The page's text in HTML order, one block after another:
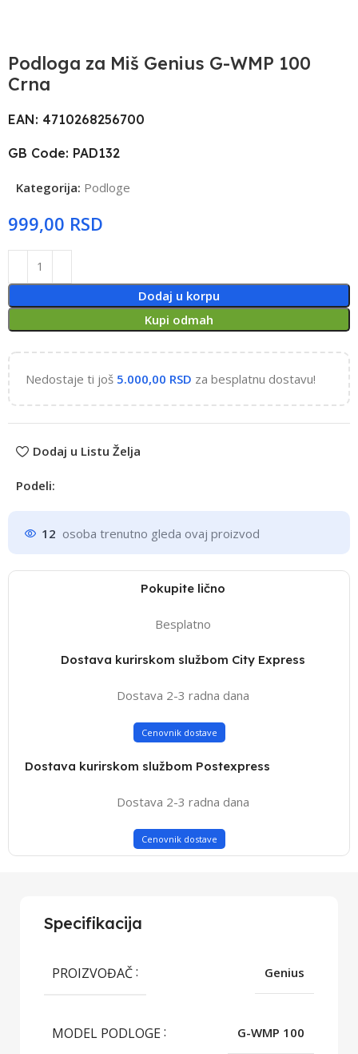
Podloga za Miš Genius G-WMP 100
Crna
EAN: 4710268256700
GB Code: PAD132
Kategorija: Podloge
RSD
Dodaj u korpu
Kupi odmah
Nedostaje ti još 5.000,00 RSD za besplatnu dostavu!
Dodaj u Listu Želja
Podeli:
12 osoba trenutno gleda ovaj proizvod
Pokupite lično
Besplatno
Dostava kurirskom službom City Express
Dostava 2-3 radna dana
Cenovnik dostave
Dostava kurirskom službom Postexpress
Dostava 2-3 radna dana
Cenovnik dostave
Specifikacija
PROIZVOĐAČ Genius
MODEL PODLOGE G-WMP 100